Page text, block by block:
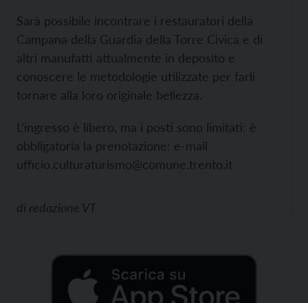
Sarà possibile incontrare i restauratori della
Campana della Guardia della Torre Civica e di
altri manufatti attualmente in deposito e
conoscere le metodologie utilizzate per farli
tornare alla loro originale bellezza.
L’ingresso è libero, ma i posti sono limitati: è
obbligatoria la prenotazione: e-mail
ufficio.culturaturismo@comune.trento.it
di redazione VT